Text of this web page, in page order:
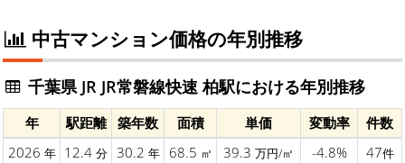
中古マンション価格の年別推移
千葉県 JR JR常磐線快速 柏駅における年別推移
年 駅距離 築年数 面積 単価 変動率
件数
2026 年 12.4 分 30.2 年 68.5 ㎡ 39.3 万円/㎡ -4.8% 47件